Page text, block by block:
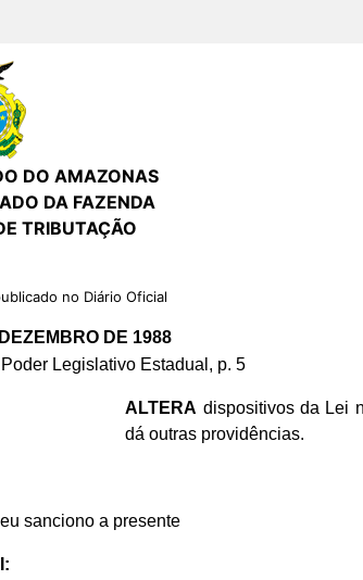
DO AMAZONAS
DA FAZENDA
TRIBUTAÇÃO
no Diário Oficial
DE 1988
Legislativo Estadual, p. 5
ALTERA dispositivos da Lei
dá outras providências.
sanciono a presente